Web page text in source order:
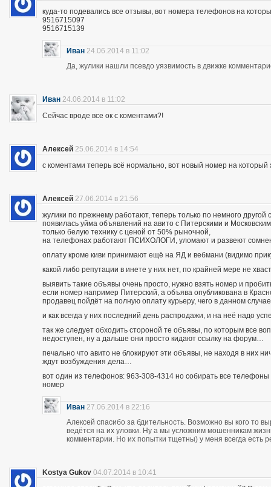
куда-то подевались все отзывы, вот номера телефонов на
9516715097
9516715139
Иван 24.06.2014 в 11:02
Да, жулики нашли псевдо уязвимость в движке
Иван 24.06.2014 в 11:02
Сейчас вроде все ок с коментами?!
Алексей 25.06.2014 в 14:54
с коментами теперь всё нормально, вот новый номер на
Алексей 27.06.2014 в 21:56
жулики по прежнему работают, теперь только по немного другой
появилась уйма объявлений на авито с Питерскими и
только белую технику с ценой от 50% рыночной,
на телефонах работают ПСИХОЛОГИ, уломают и развеют
оплату кроме киви принимают ещё на ЯД и вебмани (видимо
какой либо репутации в инете у них нет, по крайней мере не
выявить такие объявы очень просто, нужно взять номер и
если номер например Питерский, а объява опубликована в
продавец пойдёт на полную оплату курьеру, чего в данном
и как всегда у них последний день распродажи, и на неё надо
так же следует обходить стороной те объявы, по которым все
недоступен, ну а дальше они просто кидают ссылку на форум…
печально что авито не блокируют эти объявы, не находя в них
ждут возбуждения дела…
вот один из телефонов: 963-308-4314 но собирать все
номер
Иван 27.06.2014 в 22:16
Алексей спасибо за бдительность. Возможно вы кого то
ведётся на их уловки. Ну а мы усложним мошенникам
комментарии. Но их попытки тщетны) у меня всегда есть
Kostya Gukov 04.07.2014 в 10:41